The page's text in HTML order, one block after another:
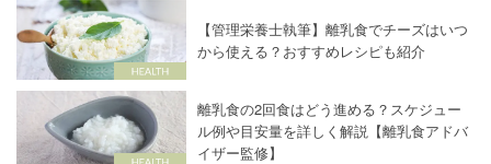
【管理栄養士執筆】離乳食でチーズはいつ
から使える？おすすめレシピも紹介
離乳食の2回食はどう進める？スケジュー
ル例や目安量を詳しく解説【離乳食アドバ
イザー監修】